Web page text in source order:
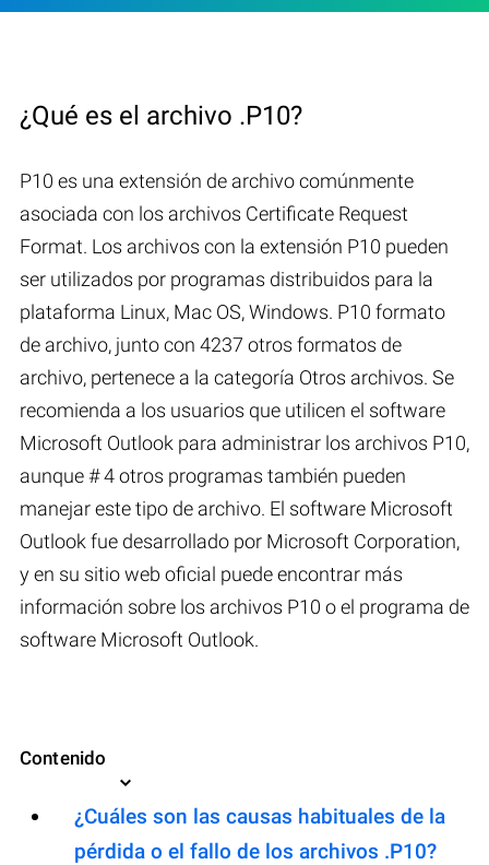
¿Qué es el archivo .P10?
P10 es una extensión de archivo comúnmente
asociada con los archivos Certificate Request
Format. Los archivos con la extensión P10 pueden
ser utilizados por programas distribuidos para la
plataforma Linux, Mac OS, Windows. P10 formato
de archivo, junto con 4237 otros formatos de
archivo, pertenece a la categoría Otros archivos. Se
recomienda a los usuarios que utilicen el software
Microsoft Outlook para administrar los archivos P10,
aunque # 4 otros programas también pueden
manejar este tipo de archivo. El software Microsoft
Outlook fue desarrollado por Microsoft Corporation,
y en su sitio web oficial puede encontrar más
información sobre los archivos P10 o el programa de
software Microsoft Outlook.
Contenido
¿Cuáles son las causas habituales de la
pérdida o el fallo de los archivos .P10?